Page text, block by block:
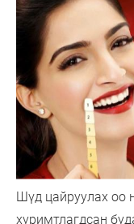
Шүд цайруулах оо
хуримтлагдсан